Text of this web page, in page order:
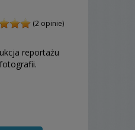
(2 opinie)
reportażu